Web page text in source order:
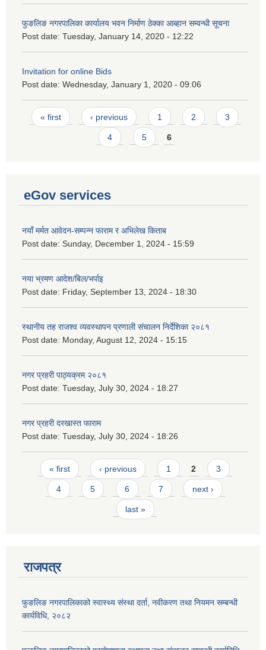
फुङलिङ नगरपालिका कार्यालय भवन निर्माण ठेक्का आब्हान सम्वन्धी सूचना
Post date: Tuesday, January 14, 2020 - 12:22
Invitation for online Bids
Post date: Wednesday, January 1, 2020 - 09:06
Pages
« first ‹ previous 1 2 3
4 5 6
eGov services
नयाँ मर्मत आवेदन-सम्पन्न फाराम र अभिलेख किताब
Post date: Sunday, December 1, 2024 - 15:59
नया भ्रमण आदेश/बिल/भर्पाइ
Post date: Friday, September 13, 2024 - 18:30
स्थानीय तह राजश्व व्यवस्थापन प्रणाली संचालन निर्देशिका २०८१
Post date: Monday, August 12, 2024 - 15:15
नगर प्रहरी पाठ्यक्रम २०८१
Post date: Tuesday, July 30, 2024 - 18:27
नगर प्रहरी दरखास्त फाराम
Post date: Tuesday, July 30, 2024 - 18:26
Pages
« first ‹ previous 1 2 3
4 5 6 7 next ›
last »
राजपत्र
फुङलिङ नगरपालिकाको स्वास्थ्य संस्था दर्ता, नवीकरण तथा नियमन सम्बन्धी
कार्यविधि, २०८२